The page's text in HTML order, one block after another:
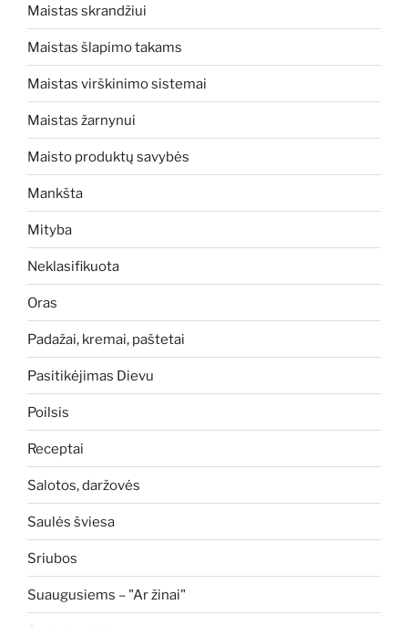
Maistas skrandžiui
Maistas šlapimo takams
Maistas virškinimo sistemai
Maistas žarnynui
Maisto produktų savybės
Mankšta
Mityba
Neklasifikuota
Oras
Padažai, kremai, paštetai
Pasitikėjimas Dievu
Poilsis
Receptai
Salotos, daržovės
Saulės šviesa
Sriubos
Suaugusiems – "Ar žinai"